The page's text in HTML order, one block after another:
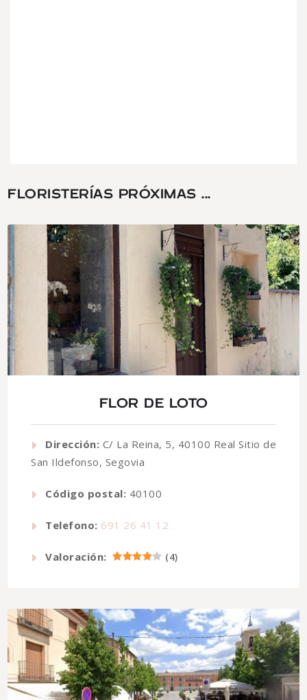
FLORISTERÍAS PRÓXIMAS ...
FLOR DE LOTO
Dirección: C/ La Reina, 5, 40100 Real Sitio de
San Ildefonso, Segovia
Código postal: 40100
Telefono: 691 26 41 12
Valoración: (4)